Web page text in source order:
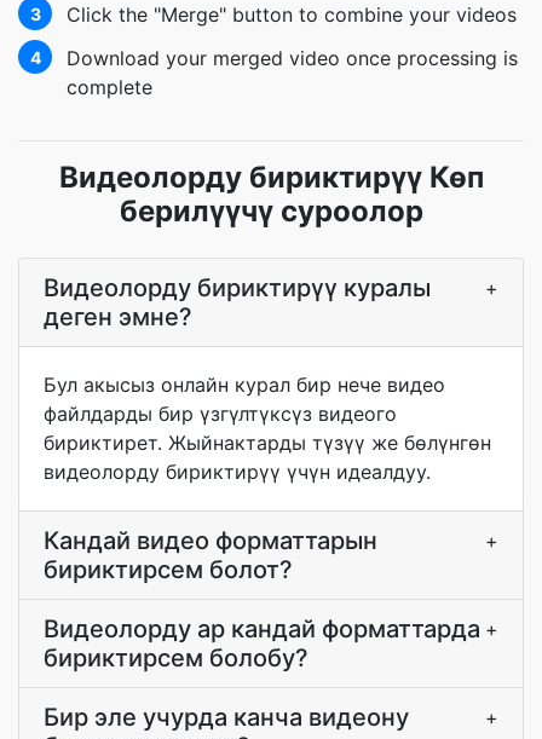
3 Click the "Merge" button to combine your videos
4
Download your merged video once processing is
complete
Видеолорду бириктирүү Көп
берилүүчү суроолор
Видеолорду бириктирүү куралы
деген эмне?
+
Бул акысыз онлайн курал бир нече видео
файлдарды бир үзгүлтүксүз видеого
бириктирет. Жыйнактарды түзүү же бөлүнгөн
видеолорду бириктирүү үчүн идеалдуу.
Кандай видео форматтарын
бириктирсем болот?
+
Видеолорду ар кандай форматтарда
бириктирсем болобу?
+
Бир эле учурда канча видеону
+